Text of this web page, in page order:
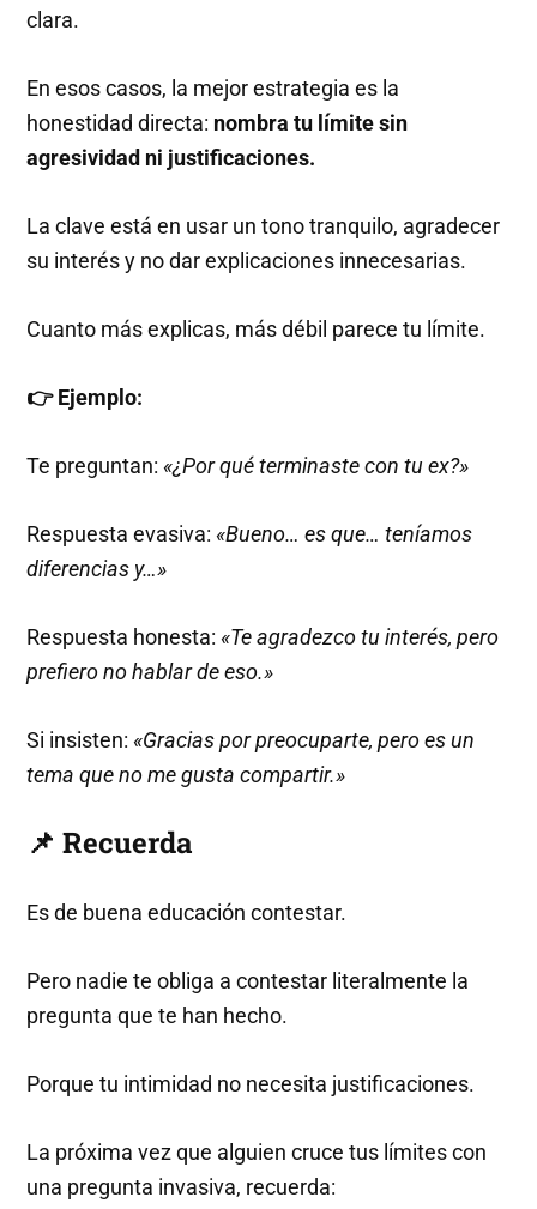
clara.
En esos casos, la mejor estrategia es la
honestidad directa: nombra tu límite sin
agresividad ni justificaciones.
La clave está en usar un tono tranquilo, agradecer
su interés y no dar explicaciones innecesarias.
Cuanto más explicas, más débil parece tu límite.
👉 Ejemplo:
Te preguntan:«¿Por qué terminaste con tu ex?»
Respuesta evasiva:«Bueno… es que… teníamos
diferencias y…»
Respuesta honesta:«Te agradezco tu interés, pero
prefiero no hablar de eso.»
Si insisten:«Gracias por preocuparte, pero es un
tema que no me gusta compartir.»
📌 Recuerda
Es de buena educación contestar.
Pero nadie te obliga a contestar literalmente la
pregunta que te han hecho.
Porque tu intimidad no necesita justificaciones.
La próxima vez que alguien cruce tus límites con
una pregunta invasiva, recuerda: